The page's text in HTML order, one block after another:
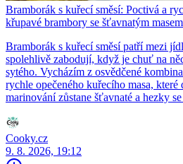
Bramborák s kuřecí směsí: Poctivá a
křupavé brambory se šťavnatým
Bramborák s kuřecí směsí patří mezi
spolehlivě zabodují, když je chuť na
sytého. Vycházím z osvědčené
rychle opečeného kuřecího masa,
marinování zůstane šťavnaté a hezky
Cooky.cz
9. 8. 2026, 19:12